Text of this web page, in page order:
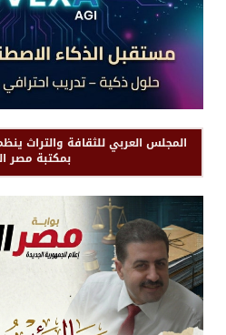
المجلس العربي للثقافة والتراث
بمكتبة مصر